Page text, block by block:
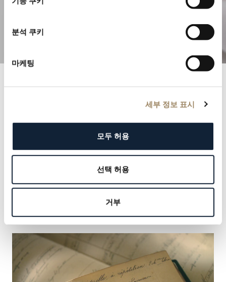
분석 쿠키
마케팅
세부 정보 표시
모두 허용
선택 허용
거부
브레게 기록
명망 높은 브레게 기록부와 함께 역사 속으로 들어가 보
십시오. 각 기록은 군주에서 문화적 아이콘에 이르기까지
정의해온 이름들을 탐험하고, 그 속에 자신의 이름을 새
길 기회를 잡으십시오.
더 알아보기